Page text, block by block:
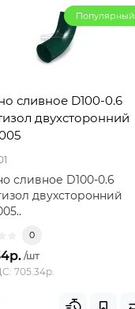
Популярный
сливное D100-0.6
двухсторонний
сливное D100-0.6
двухсторонний
0
/шт
705.34р.